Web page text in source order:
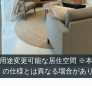
用途変更可能な居住空間 ※
の仕様とは異なる場合があ